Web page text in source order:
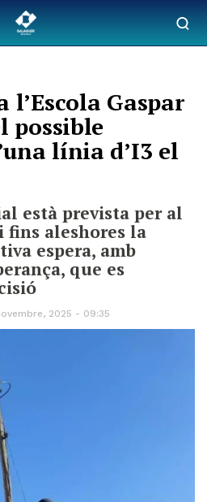
l’Escola Gaspar
possible
línia d’I3 el
està prevista per al
fins aleshores la
espera, amb
que es
2025 - 09:35